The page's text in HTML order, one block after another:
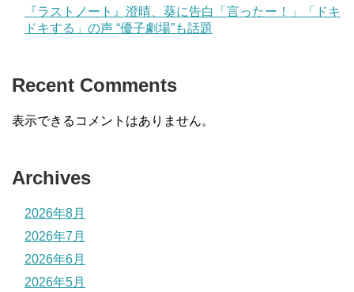
『ラストノート』澄晴、葵に告白「言ったー！」「ドキ
ドキする」の声 “優子劇場”も話題
Recent Comments
表示できるコメントはありません。
Archives
2026年8月
2026年7月
2026年6月
2026年5月